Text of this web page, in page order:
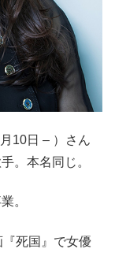
10日 – ）さん
。本名同じ。
。
死国』で女優